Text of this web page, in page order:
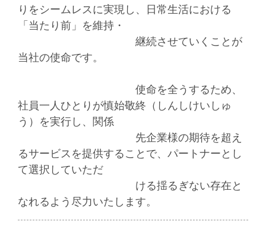
りをシームレスに実現し、日常生活における
「当たり前」を維持・
継続させていくことが
当社の使命です。
使命を全うするため、
社員一人ひとりが慎始敬終（しんしけいしゅ
う）を実行し、関係
先企業様の期待を超え
るサービスを提供することで、パートナーとし
て選択していただ
ける揺るぎない存在と
なれるよう尽力いたします。